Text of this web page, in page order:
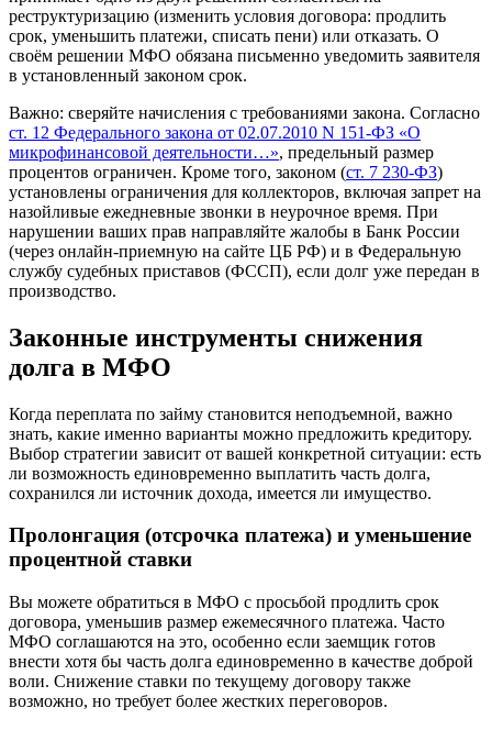
реструктуризацию (изменить условия договора: продлить
срок, уменьшить платежи, списать пени) или отказать. О
своём решении МФО обязана письменно уведомить заявителя
в установленный законом срок.
Важно: сверяйте начисления с требованиями закона. Согласно
ст. 12 Федерального закона от 02.07.2010 N 151-ФЗ «О
микрофинансовой деятельности…», предельный размер
процентов ограничен. Кроме того, законом (ст. 7 230-ФЗ)
установлены ограничения для коллекторов, включая запрет на
назойливые ежедневные звонки в неурочное время. При
нарушении ваших прав направляйте жалобы в Банк России
(через онлайн-приемную на сайте ЦБ РФ) и в Федеральную
службу судебных приставов (ФССП), если долг уже передан в
производство.
Законные инструменты снижения
долга в МФО
Когда переплата по займу становится неподъемной, важно
знать, какие именно варианты можно предложить кредитору.
Выбор стратегии зависит от вашей конкретной ситуации: есть
ли возможность единовременно выплатить часть долга,
сохранился ли источник дохода, имеется ли имущество.
Пролонгация (отсрочка платежа) и уменьшение
процентной ставки
Вы можете обратиться в МФО с просьбой продлить срок
договора, уменьшив размер ежемесячного платежа. Часто
МФО соглашаются на это, особенно если заемщик готов
внести хотя бы часть долга единовременно в качестве доброй
воли. Снижение ставки по текущему договору также
возможно, но требует более жестких переговоров.